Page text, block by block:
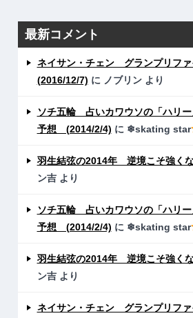
最新コメント
ネイサン・チェン グランプリフ
(2016/12/7) に ノブリンより
ソチ五輪 占いカワウソの「ハリー
予想 (2014/2/4) に ❄skating star
羽生結弦の2014年 逆境こそ強く
ン吉より
ソチ五輪 占いカワウソの「ハリー
予想 (2014/2/4) に ❄skating star
羽生結弦の2014年 逆境こそ強く
ン吉より
ネイサン・チェン グランプリフ